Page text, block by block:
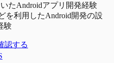
たAndroidアプリ開発経験
を利用したAndroid開発の設
験
認する